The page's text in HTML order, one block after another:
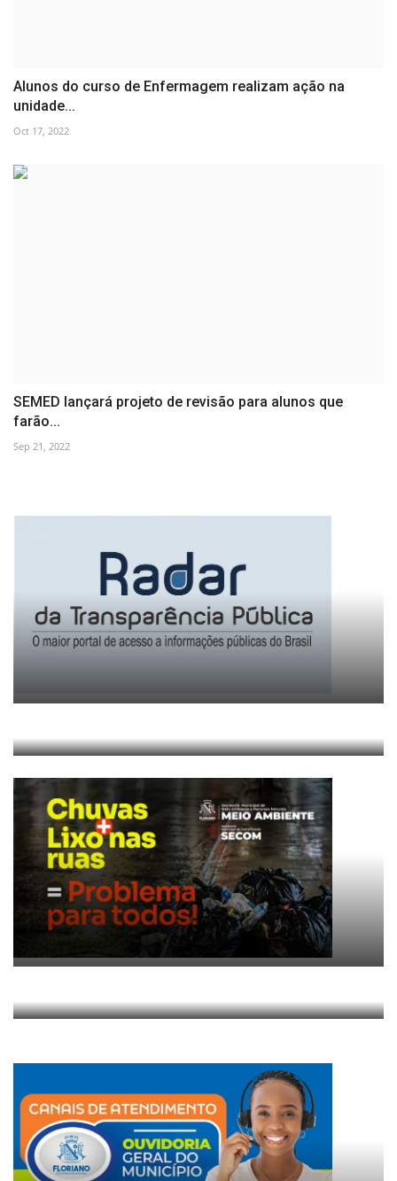
Alunos do curso de Enfermagem realizam ação na
unidade...
Oct 17, 2022
SEMED lançará projeto de revisão para alunos que
farão...
Sep 21, 2022